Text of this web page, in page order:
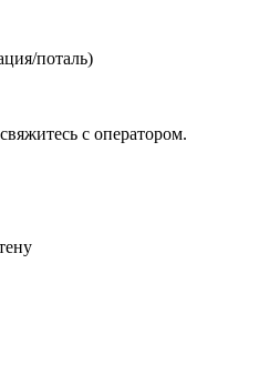
поталь)
с оператором.